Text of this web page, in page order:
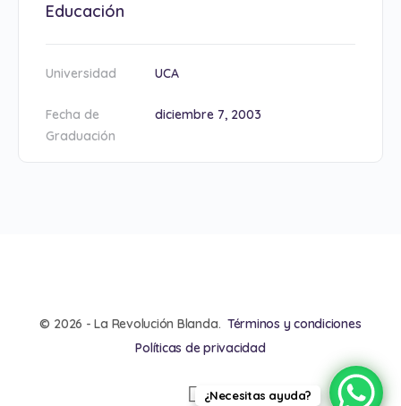
Educación
Universidad UCA
Fecha de
Graduación
diciembre 7, 2003
© 2026 - La Revolución Blanda. Términos y condiciones
Políticas de privacidad
¿Necesitas ayuda?